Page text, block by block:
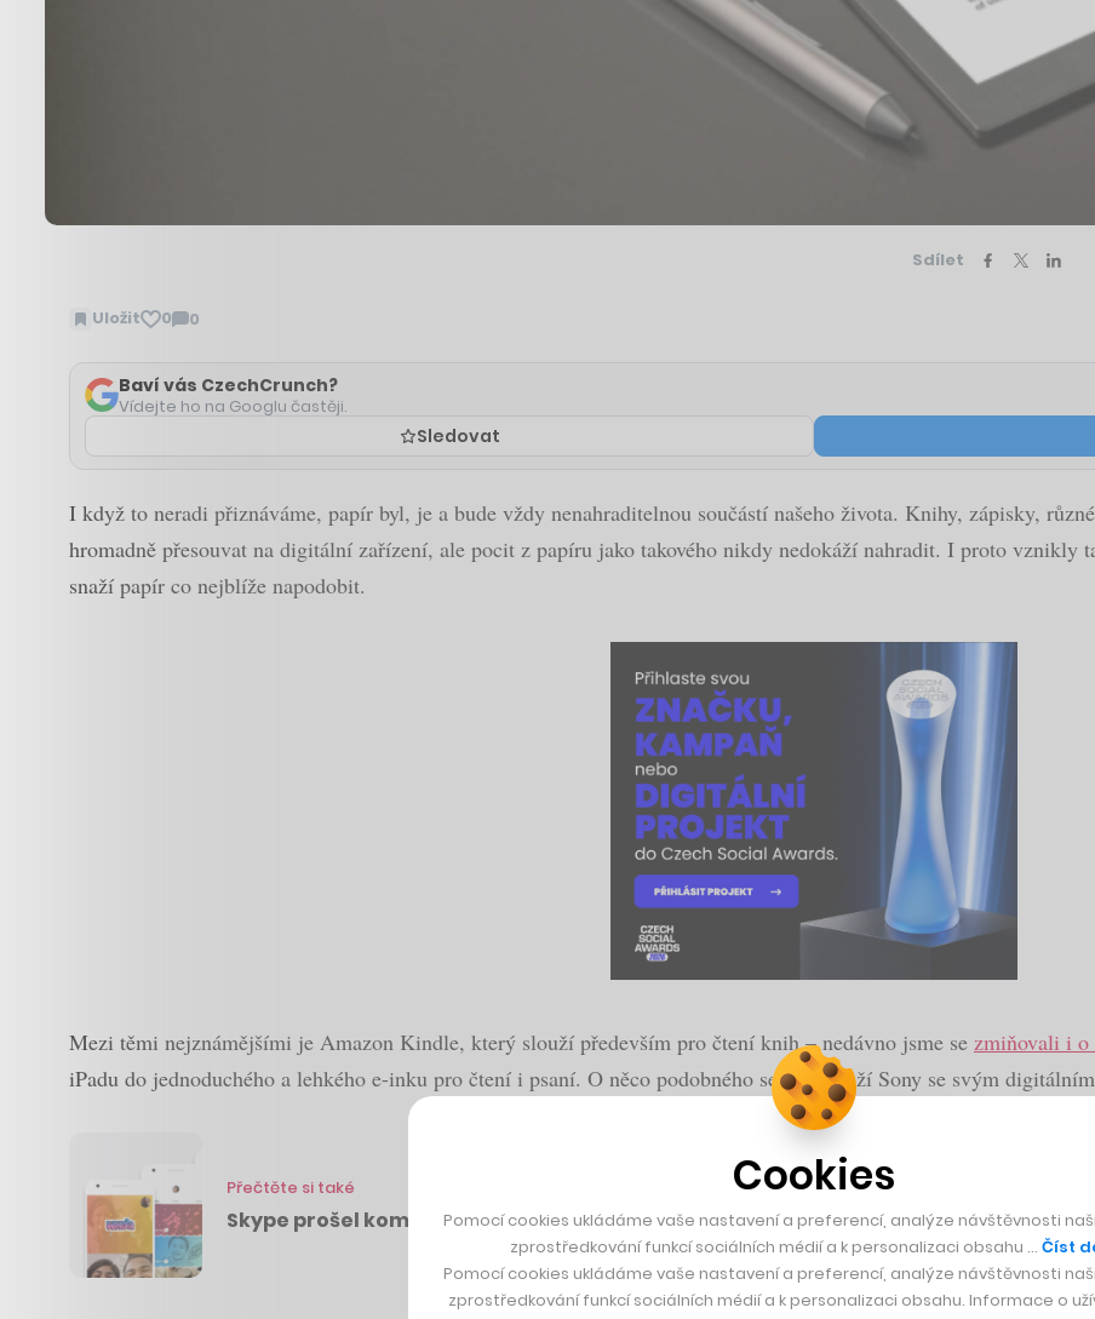
Sdílet
Uložit 0 0
Zobrazit
Baví vás CzechCrunch?
Vídejte ho na Googlu častěji.
Sledovat
I když to neradi přiznáváme, papír byl, je a bude vždy nenahraditelnou součástí našeho života. Knihy, zápisky,
hromadně přesouvat na digitální zařízení, ale pocit z papíru jako takového nikdy nedokáží nahradit. I proto vznikly
snaží papír co nejblíže napodobit.
Mezi těmi nejznámějšími je Amazon Kindle, který slouží především pro čtení knih – nedávno jsme se zmiňovali i o
iPadu do jednoduchého a lehkého e-inku pro čtení i psaní. O něco podobného se nyní snaží Sony se svým
Přečtěte si také
Skype prošel kompletním redesignem a v mnoha směrech se podobá Snapchatu
Cookies
Pomocí cookies ukládáme vaše nastavení a preferencí, analýze návštěvnosti
zprostředkování funkcí sociálních médií a k personalizaci obsahu … Číst
Pomocí cookies ukládáme vaše nastavení a preferencí, analýze návštěvnosti
zprostředkování funkcí sociálních médií a k personalizaci obsahu. Informace o